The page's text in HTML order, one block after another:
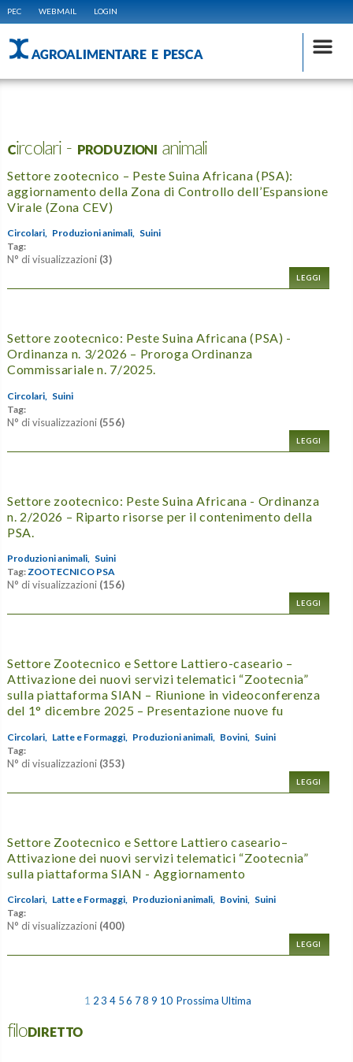
PEC WEBMAIL LOGIN
AGROALIMENTARE E PESCA
Circolari - PRODUZIONI animali
Settore zootecnico – Peste Suina Africana (PSA):
aggiornamento della Zona di Controllo dell’Espansione
Virale (Zona CEV)
Circolari, Produzioni animali, Suini
Tag:
N° di visualizzazioni (3)
LEGGI
Settore zootecnico: Peste Suina Africana (PSA) -
Ordinanza n. 3/2026 – Proroga Ordinanza
Commissariale n. 7/2025.
Circolari,
Suini
Tag:
N° di visualizzazioni (556)
LEGGI
Settore zootecnico: Peste Suina Africana - Ordinanza
n. 2/2026 – Riparto risorse per il contenimento della
PSA.
Produzioni animali, Suini
Tag:ZOOTECNICO PSA
N° di visualizzazioni (156)
LEGGI
Settore Zootecnico e Settore Lattiero-caseario –
Attivazione dei nuovi servizi telematici “Zootecnia”
sulla piattaforma SIAN – Riunione in videoconferenza
del 1° dicembre 2025 – Presentazione nuove fu
Circolari, Latte e Formaggi, Produzioni animali, Bovini,
Suini
Tag:
N° di visualizzazioni (353)
LEGGI
Settore Zootecnico e Settore Lattiero caseario–
Attivazione dei nuovi servizi telematici “Zootecnia”
sulla piattaforma SIAN - Aggiornamento
Circolari, Latte e Formaggi, Produzioni animali, Bovini,
Suini
Tag:
N° di visualizzazioni (400)
LEGGI
1 2 3 4 5 6 78 9 10 Prossima Ultima
filoDIRETTO